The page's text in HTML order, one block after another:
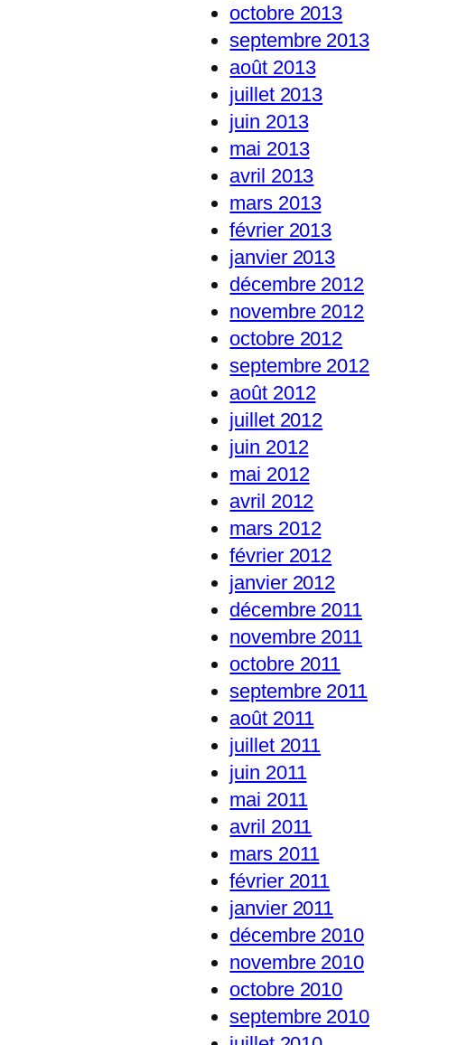
octobre 2013
septembre 2013
août 2013
juillet 2013
juin 2013
mai 2013
avril 2013
mars 2013
février 2013
janvier 2013
décembre 2012
novembre 2012
octobre 2012
septembre 2012
août 2012
juillet 2012
juin 2012
mai 2012
avril 2012
mars 2012
février 2012
janvier 2012
décembre 2011
novembre 2011
octobre 2011
septembre 2011
août 2011
juillet 2011
juin 2011
mai 2011
avril 2011
mars 2011
février 2011
janvier 2011
décembre 2010
novembre 2010
octobre 2010
septembre 2010